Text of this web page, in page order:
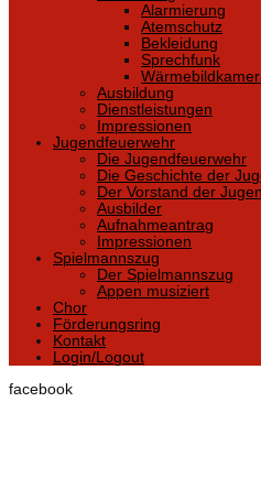
Alarmierung
Atemschutz
Bekleidung
Sprechfunk
Ausbildung
Dienstleistungen
Impressionen
Jugendfeuerwehr
Die Jugendfeuerwehr
Die Geschichte der
Der Vorstand der
Ausbilder
Aufnahmeantrag
Impressionen
Spielmannszug
Der Spielmannszug
Appen musiziert
Chor
Förderungsring
Kontakt
Login/Logout
facebook